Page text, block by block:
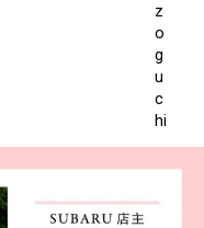
z
o
g
u
c
hi